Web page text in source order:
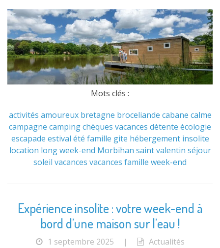
Mots clés :
activités amoureux bretagne broceliande cabane calme
campagne campingchèques vacances détente écologie
escapade estival été famille gite hébergement insolite
location long week-end Morbihan saint valentin séjour
soleil vacances vacances famille week-end
Expérience insolite : votre week-end à
bord d’une maison sur l’eau !
1 septembre 2025 | Actualités